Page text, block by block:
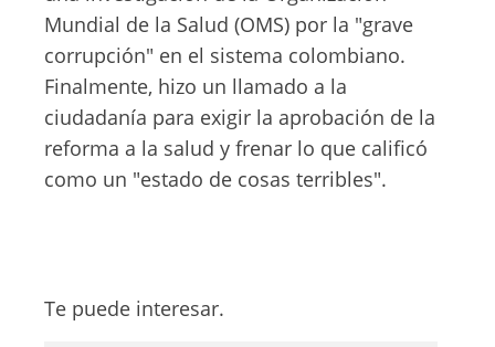
Mundial de la Salud (OMS) por la "grave
corrupción" en el sistema colombiano.
Finalmente, hizo un llamado a la
ciudadanía para exigir la aprobación de la
reforma a la salud y frenar lo que calificó
como un "estado de cosas terribles".
Te puede interesar.